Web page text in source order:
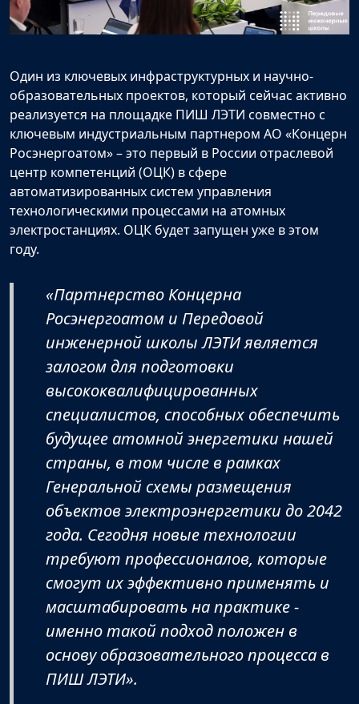
Один из ключевых инфраструктурных и научно-
образовательных проектов, который сейчас активно
реализуется на площадке ПИШ ЛЭТИ совместно с
ключевым индустриальным партнером АО «Концерн
Росэнергоатом» – это первый в России отраслевой
центр компетенций (ОЦК) в сфере
автоматизированных систем управления
технологическими процессами на атомных
электростанциях. ОЦК будет запущен уже в этом
году.
«Партнерство Концерна
Росэнергоатом и Передовой
инженерной школы ЛЭТИ является
залогом для подготовки
высококвалифицированных
специалистов, способных обеспечить
будущее атомной энергетики нашей
страны, в том числе в рамках
Генеральной схемы размещения
объектов электроэнергетики до 2042
года. Сегодня новые технологии
требуют профессионалов, которые
смогут их эффективно применять и
масштабировать на практике -
именно такой подход положен в
основу образовательного процесса в
ПИШ ЛЭТИ».